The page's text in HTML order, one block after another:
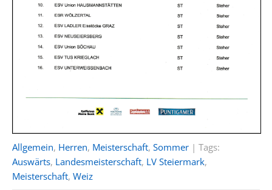
Allgemein, Herren, Meisterschaft, Sommer | Tags:
Auswärts, Landesmeisterschaft, LV Steiermark,
Meisterschaft, Weiz